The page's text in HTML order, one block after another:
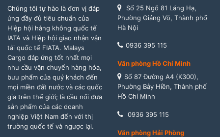
Chúng tôi tự hào là đơn vị đáp
ứng đầy đủ tiêu chuẩn của
Hiệp hội hàng không quốc tế
IATA và Hiệp hội giao nhận vận
tải quốc tế FIATA. Malays
Cargo đáp ứng tốt nhất mọi
nhu cầu vận chuyển hàng hóa,
bưu phẩm của quý khách đến
mọi miền đất nước và các quốc
gia trên thế giới; là cầu nối đưa
sản phẩm của các doanh
nghiệp Việt Nam đến với thị
trường quốc tế và ngược lại.
Số 25 Ngõ 81 Láng Hạ,
Phường Giảng Võ, Thành phố
Hà Nội
0936 395 115
Văn phòng Hồ Chí Minh
Số 87 Đường A4 (K300),
Phường Bảy Hiền, Thành phố
Hồ Chí Minh
0936 395 115
Văn phòng Hải Phòng